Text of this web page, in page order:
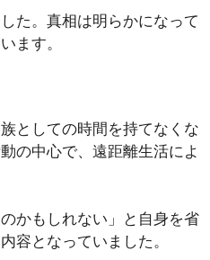
た。真相は明らかになって
ます。
としての時間を持てなくな
の中心で、遠距離生活によ
かもしれない」と自身を省
容となっていました。